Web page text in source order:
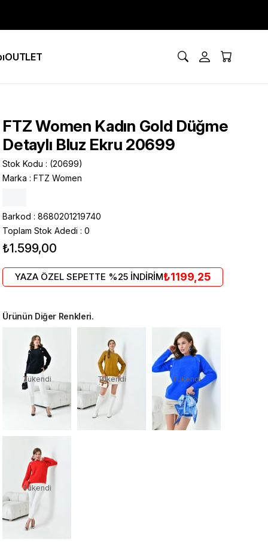
OUTLET
FTZ Women Kadın Gold Düğme
Detaylı Bluz Ekru 20699
Stok Kodu
(20699)
Marka : FTZ Women
Barkod : 8680201219740
Toplam Stok Adedi : 0
₺1.599,00
YAZA ÖZEL SEPETTE %25 İNDİRİM₺1199,25
Ürünün Diğer Renkleri.
Tükendi Tükendi Tükendi
Tükendi